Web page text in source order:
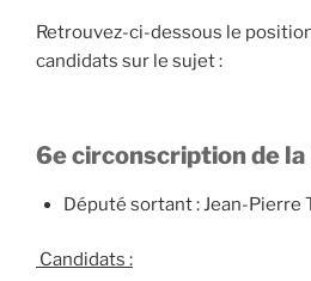
Retrouvez-ci-dessous le
candidats sur le sujet :
6e circonscription de
Député sortant : Jean-Pierre
Candidats :